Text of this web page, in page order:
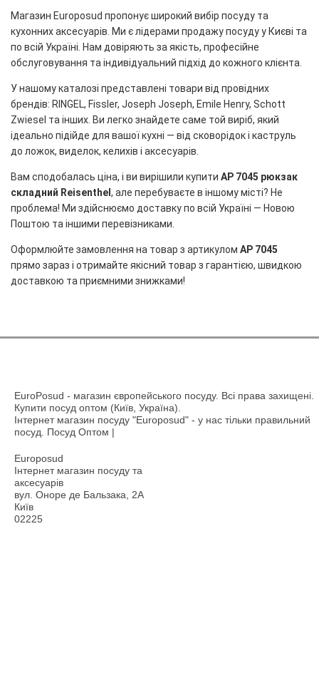
Магазин Europosud пропонує широкий вибір посуду та
кухонних аксесуарів. Ми є лідерами продажу посуду у Києві та
по всій Україні. Нам довіряють за якість, професійне
обслуговування та індивідуальний підхід до кожного клієнта.
У нашому каталозі представлені товари від провідних
брендів: RINGEL, Fissler, Joseph Joseph, Emile Henry, Schott
Zwiesel та інших. Ви легко знайдете саме той виріб, який
ідеально підійде для вашої кухні — від сковорідок і каструль
до ложок, виделок, келихів і аксесуарів.
Вам сподобалась ціна, і ви вирішили купити AP 7045 рюкзак
складний Reisenthel , але перебуваєте в іншому місті? Не
проблема! Ми здійснюємо доставку по всій Україні — Новою
Поштою та іншими перевізниками.
Оформлюйте замовлення на товар з артикулом AP 7045
прямо зараз і отримайте якісний товар з гарантією, швидкою
доставкою та приємними знижками!
EuroPosud - магазин європейського посуду. Всі права захищені.
Купити посуд оптом (Київ, Україна).
Інтернет магазин посуду "Europosud" - у нас тільки правильний
посуд. Посуд Оптом |
Europosud
Інтернет магазин посуду та
аксесуарів
вул. Оноре де Бальзака, 2А
Київ
02225